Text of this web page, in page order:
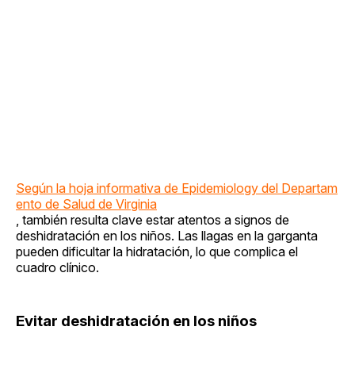
Según la hoja informativa de Epidemiology del Departam
ento de Salud de Virginia
, también resulta clave estar atentos a signos de
deshidratación en los niños. Las llagas en la garganta
pueden dificultar la hidratación, lo que complica el
cuadro clínico.
Evitar deshidratación en los niños